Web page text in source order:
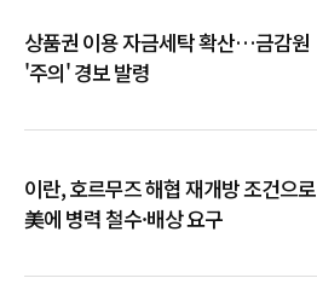
상품권 이용 자금세탁 확산…금감원
'주의' 경보 발령
이란, 호르무즈 해협 재개방 조건으로
美에 병력 철수·배상 요구